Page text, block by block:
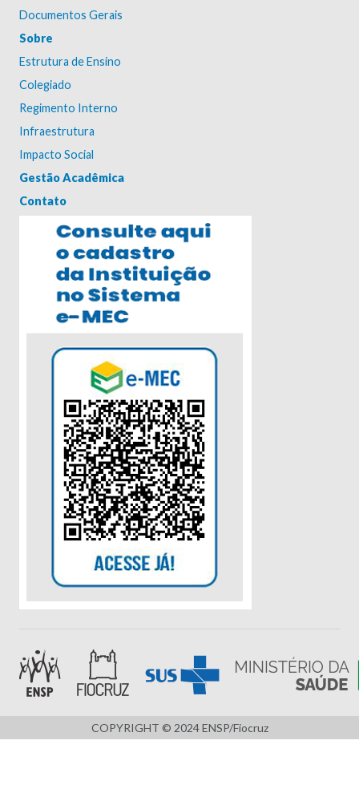
Documentos Gerais
Sobre
Estrutura de Ensino
Colegiado
Regimento Interno
Infraestrutura
Impacto Social
Gestão Acadêmica
Contato
COPYRIGHT © 2024 ENSP/Fiocruz